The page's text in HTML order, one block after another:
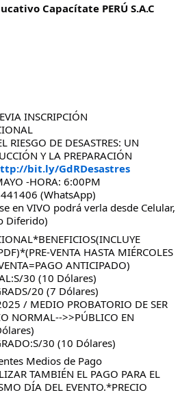
Capacítate PERÚ S.A.C
INSCRIPCIÓN
RIESGO DE DESASTRES: UN
Y LA PREPARACIÓN
bit.ly/GdRDesastres
-HORA: 6:00PM
(WhatsApp)
en VIVO podrá verla desde Celular,
Diferido)
VENTA HASTA MIÉRCOLES
ANTICIPADO)
30 (10 Dólares)
20 (7 Dólares)
/ MEDIO PROBATORIO DE SER
NORMAL-->>PÚBLICO EN
30 (10 Dólares)
Medios de Pago
TAMBIÉN EL PAGO PARA EL
DÍA DEL EVENTO.*PRECIO